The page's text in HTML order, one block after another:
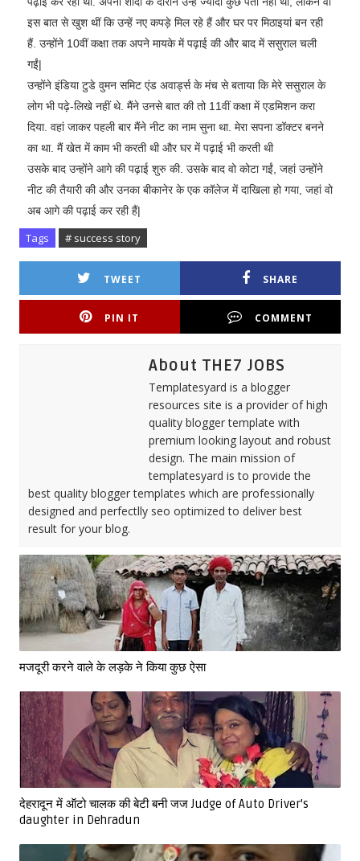
इस बात से खुश थीं कि उन्हें नए कपड़े मिल रहे हैं और घर पर मिठाइयां बन रही
हैं. उन्होंने 10वीं कक्षा तक अपने मायके में पढ़ाई की और बाद में ससुराल चली
गईं|
उन्होंने इंडिया टुडे वुमन समिट एंड अवार्ड्स के मंच से बताया कि मेरे ससुराल के
लोग भी पढ़े-लिखे नहीं थे. मैंने उनसे बात की तो 11वीं कक्षा में एडमिशन करा
दिया. वहां जाकर पहली बार मैंने नीट का नाम सुना था. मेरा सपना डॉक्टर बनने
का था. मैं खेत में काम भी करती थी और घर में पढ़ाई भी करती थी
उसके बाद उन्होंने आगे की पढ़ाई शुरु की. उसके बाद वो कोटा गईं, जहां उन्होंने
नीट की तैयारी की और उनका बीकानेर के एक कॉलेज में दाखिला हो गया, जहां वो
अब आगे की पढ़ाई कर रही हैं|
Tags # success story
TWEET SHARE
PIN IT COMMENT
About THE7 JOBS
Templatesyard is a blogger
resources site is a provider of high
quality blogger template with
premium looking layout and robust
design. The main mission of
templatesyard is to provide the
best quality blogger templates which are professionally
designed and perfectlly seo optimized to deliver best
result for your blog.
मजदूरी करने वाले के लड़के ने किया कुछ ऐसा
देहरादून में ऑटो चालक की बेटी बनी जज Judge of Auto Driver's
daughter in Dehradun